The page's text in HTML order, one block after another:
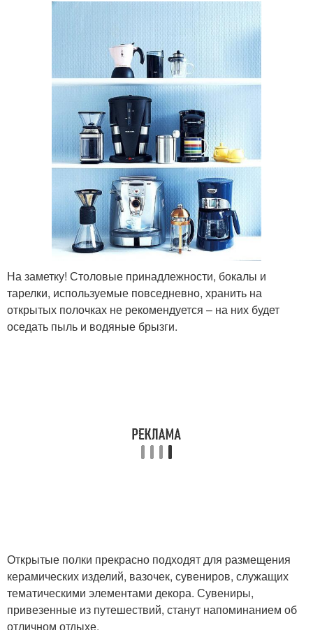
На заметку! Столовые принадлежности, бокалы и
тарелки, используемые повседневно, хранить на
открытых полочках не рекомендуется – на них будет
оседать пыль и водяные брызги.
Открытые полки прекрасно подходят для размещения
керамических изделий, вазочек, сувениров, служащих
тематическими элементами декора. Сувениры,
привезенные из путешествий, станут напоминанием об
отличном отдыхе.